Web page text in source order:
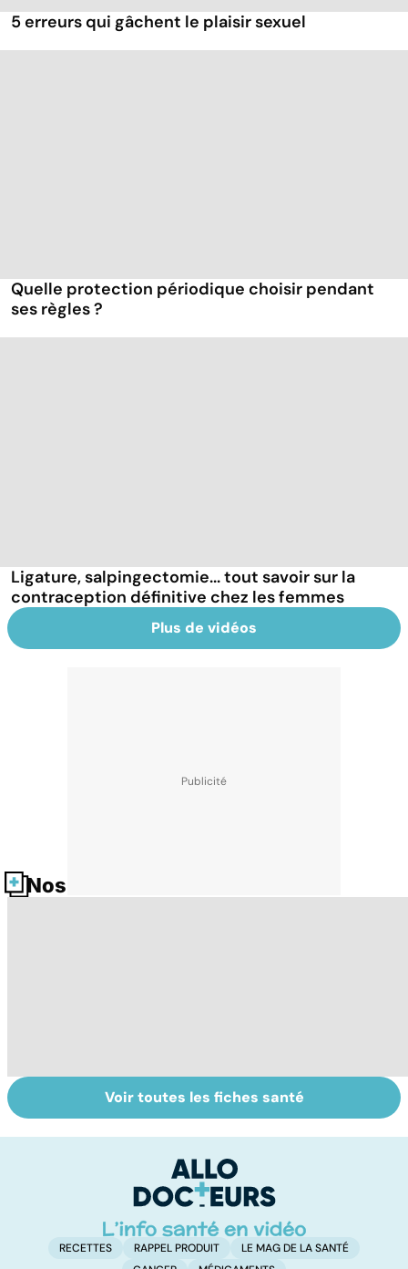
5 erreurs qui gâchent le plaisir sexuel
Quelle protection périodique choisir pendant
ses règles ?
Ligature, salpingectomie... tout savoir sur la
contraception définitive chez les femmes
Plus de vidéos
Nos fiches santé
Le lupus, une
maladie
Anémie :
symptômes,
traitements
Voir toutes les fiches santé
RECETTES RAPPEL PRODUIT
LE MAG DE LA SANTÉ